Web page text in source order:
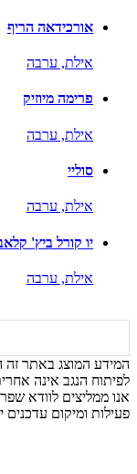
אורכידאה הריף
אילת, ערבה
פרימה מיוזיק
אילת, ערבה
סוליי
אילת, ערבה
יו קורל ביץ'
אילת, ערבה
המידע המוצג באתר זה
לפיתוח הנגב אינה
אנו ממליצים לוודא
פעילות ומיקום